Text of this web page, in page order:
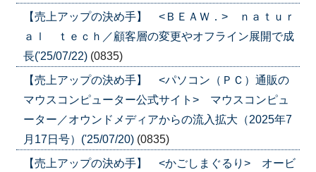
【売上アップの決め手】 <ＢＥＡＷ．> ｎａｔｕｒ
ａｌ ｔｅｃｈ／顧客層の変更やオフライン展開で成
長('25/07/22) (0835)
【売上アップの決め手】 <パソコン（ＰＣ）通販の
マウスコンピューター公式サイト> マウスコンピュ
ーター／オウンドメディアからの流入拡大（2025年7
月17日号）('25/07/20) (0835)
【売上アップの決め手】 <かごしまぐるり> オービ